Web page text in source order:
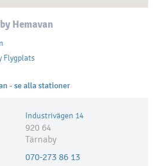
Hemavan
Flygplats
- se alla stationer
Industrivägen 14
920 64
Tärnaby
070-273 86 13